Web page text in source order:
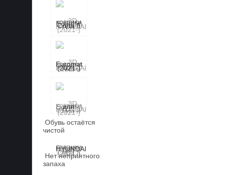
Обувь остаётся
чистой
Нет неприятного
запаха